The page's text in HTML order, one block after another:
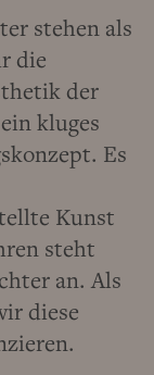
stehen als
die
der
kluges
Es
Kunst
steht
an. Als
diese